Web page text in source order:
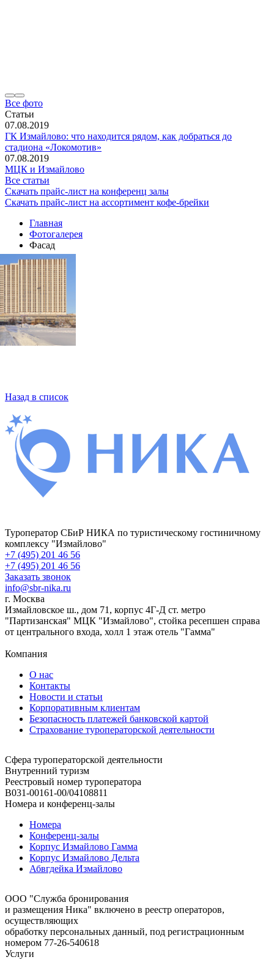
Все фото
Статьи
07.08.2019
ГК Измайлово: что находится рядом, как добраться до
стадиона «Локомотив»
07.08.2019
МЦК и Измайлово
Все статьи
Скачать прайс-лист на конференц залы
Скачать прайс-лист на ассортимент кофе-брейки
Главная
Фотогалерея
Фасад
Фасад
Назад в список
Туроператор СБиР НИКА по туристическому гостиничному
комплексу "Измайлово"
+7 (495) 201 46 56
+7 (495) 201 46 56
Заказать звонок
info@sbr-nika.ru
г. Москва
Измайловское ш., дом 71, корпус 4Г-Д ст. метро
"Партизанская" МЦК "Измайлово", стойка ресепшен справа
от центрального входа, холл 1 этаж отель "Гамма"
Компания
О нас
Контакты
Новости и статьи
Корпоративным клиентам
Безопасность платежей банковской картой
Страхование туроператорской деятельности
Сфера туроператорской деятельности
Внутренний туризм
Реестровый номер туроператора
В031-00161-00/04108811
Номера и конференц-залы
Номера
Конференц-залы
Корпус Измайлово Гамма
Корпус Измайлово Дельта
Абвгдейка Измайлово
ООО "Служба бронирования
и размещения Ника" включено в реестр операторов,
осуществляющих
обработку персональных данный, под регистрационным
номером 77-26-540618
Услуги